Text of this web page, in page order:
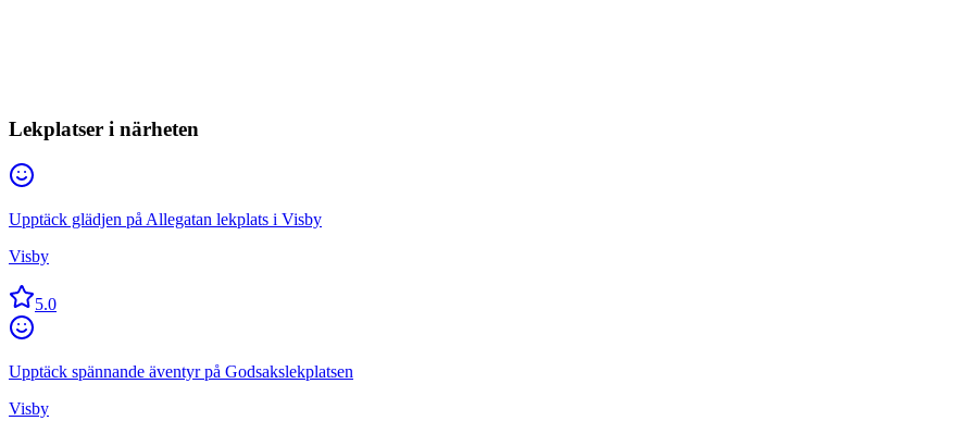
Lekplatser i närheten
Upptäck glädjen på Allegatan lekplats i Visby
Visby
5.0
Upptäck spännande äventyr på Godsakslekplatsen
Visby